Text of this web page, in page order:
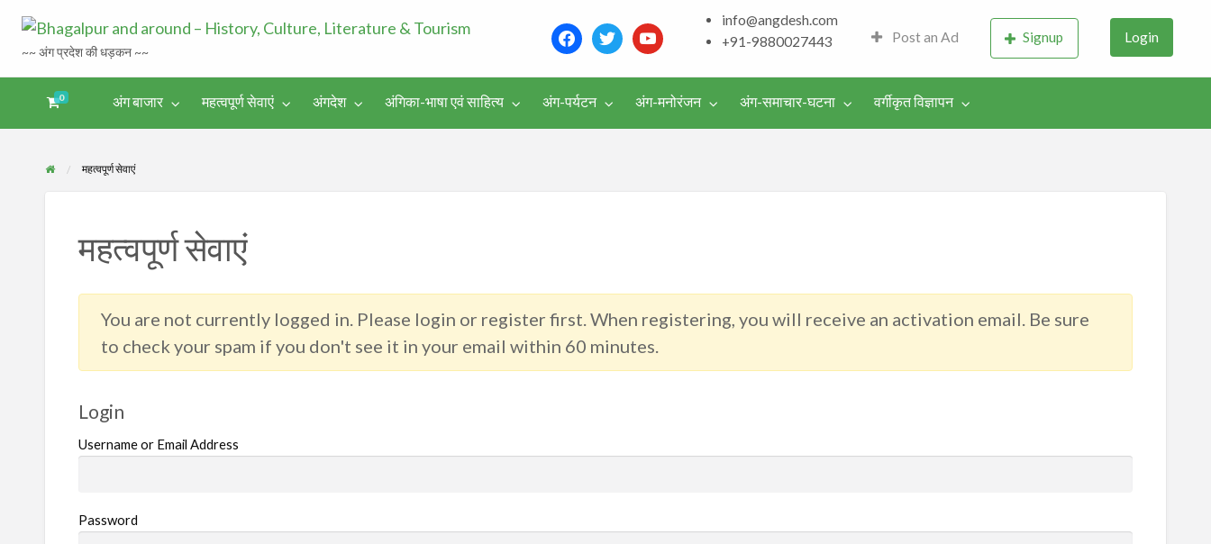
अंगिका-
साहित्य
अंग-
Bhagalpur and around – History, Culture,
Literature & Tourism
~~ अंग प्रदेश की धड़कन ~~
facebooktwitteryoutube
info@angdesh.com
+91-9880027443
Post an Ad Signup Login
0 अंग बाजार महत्वपूर्ण सेवाएं अंगदेश अंगिका-भाषा एवं साहित्य अंग-पर्यटन अंग-मनोरंजन अंग-समाचार-घटना वर्गीकृत विज्ञापन
महत्वपूर्ण सेवाएं
महत्वपूर्ण सेवाएं
You are not currently logged in. Please login or register first. When registering, you will receive an activation email. Be sure
to check your spam if you don't see it in your email within 60 minutes.
Login
Username or Email Address
Password